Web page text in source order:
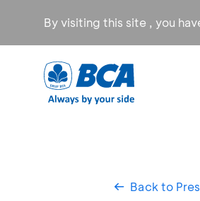
By visiting this site , you
Back to